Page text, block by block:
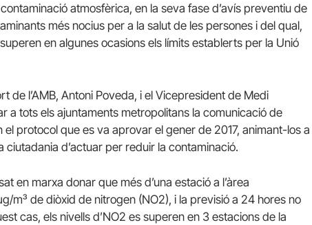
atmosfèrica, en la seva fase d’avís preventiu de
més nocius per a la salut de les persones i del qual,
en algunes ocasions els límits establerts per la Unió
de l’AMB, Antoni Poveda, i el Vicepresident de Medi
a tots els ajuntaments metropolitans la comunicació de
el protocol que es va aprovar el gener de 2017, animant-los a
d’actuar per reduir la contaminació.
en marxa donar que més d’una estació a l’àrea
m³ de diòxid de nitrogen (NO2), i la previsió a 24 hores no
cas, els nivells d’NO2 es superen en 3 estacions de la